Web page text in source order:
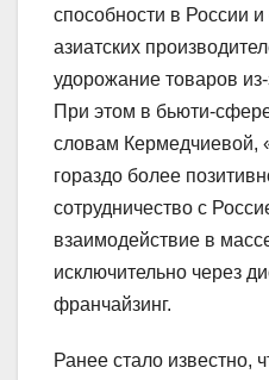
способности в России
азиатских
удорожание товаров
При этом в бьюти-
словам Кермедчиевой,
гораздо более
сотрудничество с
взаимодействие в
исключительно через
франчайзинг.
Ранее стало известно,